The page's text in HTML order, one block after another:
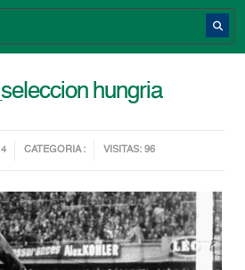
hungria
CATEGORIA : VISITAS: 96